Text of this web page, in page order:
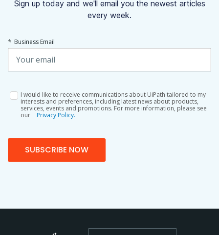
Sign up today and we'll email you the newest articles
every week.
* Business Email
I would like to receive communications about UiPath tailored to my
interests and preferences, including latest news about products,
services, events and promotions. For more information, please see
our
Privacy Policy.
SUBSCRIBE NOW